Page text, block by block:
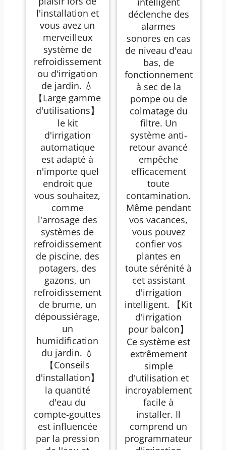
l'installation et
vous avez un
merveilleux
système de
refroidissement
ou d'irrigation
de jardin. 💧
【Large gamme
d'utilisations】
le kit
d'irrigation
automatique
est adapté à
n'importe quel
endroit que
vous souhaitez,
comme
l'arrosage des
systèmes de
refroidissement
de piscine, des
potagers, des
gazons, un
refroidissement
de brume, un
dépoussiérage,
un
humidification
du jardin. 💧
【Conseils
d'installation】
la quantité
d'eau du
compte-gouttes
est influencée
par la pression
déclenche des
alarmes
sonores en cas
de niveau d'eau
bas, de
fonctionnement
à sec de la
pompe ou de
colmatage du
filtre. Un
système anti-
retour avancé
empêche
efficacement
toute
contamination.
Même pendant
vos vacances,
vous pouvez
confier vos
plantes en
toute sérénité à
cet assistant
d'irrigation
intelligent. 【Kit
d'irrigation
pour balcon】
Ce système est
extrêmement
simple
d'utilisation et
incroyablement
facile à
installer. Il
comprend un
programmateur